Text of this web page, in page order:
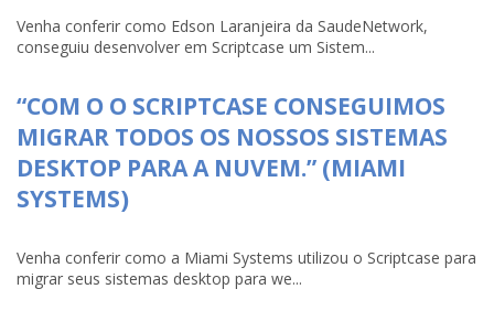
Venha conferir como Edson Laranjeira da SaudeNetwork,
conseguiu desenvolver em Scriptcase um Sistem...
“COM O O SCRIPTCASE CONSEGUIMOS
MIGRAR TODOS OS NOSSOS SISTEMAS
DESKTOP PARA A NUVEM.” (MIAMI
SYSTEMS)
Venha conferir como a Miami Systems utilizou o Scriptcase para
migrar seus sistemas desktop para we...